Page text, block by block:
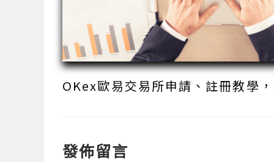
OKex歐易交易所申請、註冊教學
發佈留言